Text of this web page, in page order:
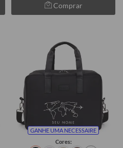
Comprar
GANHE UMA NECESSAIRE
Cores: